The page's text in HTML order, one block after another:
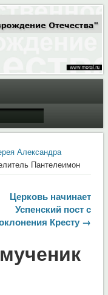
Отечества"
Александра
Пантелеимон
Церковь начинает
Успенский пост с
Кресту →